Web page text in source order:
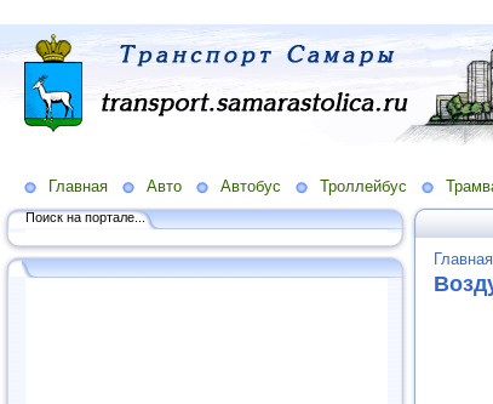
Главная Авто Автобус Троллейбус
Поиск на портале...
Главная